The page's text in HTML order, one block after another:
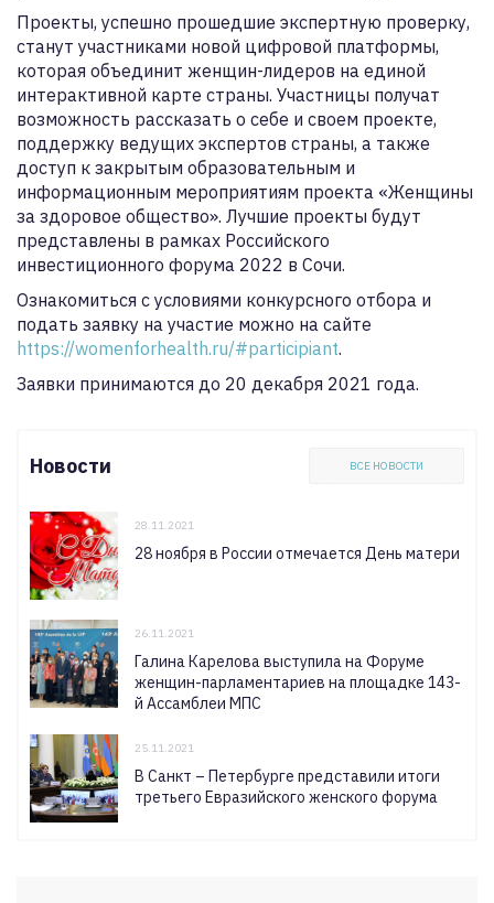
Проекты, успешно прошедшие экспертную проверку,
станут участниками новой цифровой платформы,
которая объединит женщин-лидеров на единой
интерактивной карте страны. Участницы получат
возможность рассказать о себе и своем проекте,
поддержку ведущих экспертов страны, а также
доступ к закрытым образовательным и
информационным мероприятиям проекта «Женщины
за здоровое общество». Лучшие проекты будут
представлены в рамках Российского
инвестиционного форума 2022 в Сочи.
Ознакомиться с условиями конкурсного отбора и
подать заявку на участие можно на сайте
https://womenforhealth.ru/#participiant.
Заявки принимаются до 20 декабря 2021 года.
Новости ВСЕ НОВОСТИ
28.11.2021
28 ноября в России отмечается День матери
26.11.2021
Галина Карелова выступила на Форуме
женщин-парламентариев на площадке 143-
й Ассамблеи МПС
25.11.2021
В Санкт – Петербурге представили итоги
третьего Евразийского женского форума